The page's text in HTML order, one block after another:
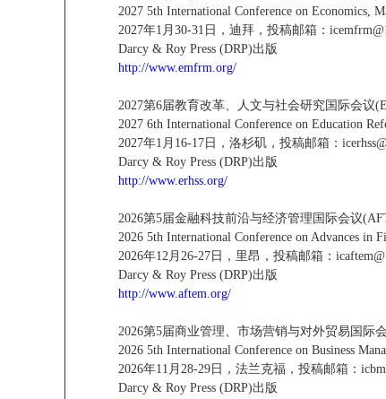
2027 5th International Conference on Economics,
2027年1月30-31日，迪拜，投稿邮箱：
Darcy & Roy Press (DRP)出版
http://www.emfrm.org/
2027第6届教育改革、人文与社会研究国际会议
2027 6th International Conference on Education
2027年1月16-17日，洛杉矶，投稿邮箱：
Darcy & Roy Press (DRP)出版
http://www.erhss.org/
2026第5届金融科技前沿与经济管理国际会议
2026 5th International Conference on Advances in
2026年12月26-27日，里昂，投稿邮箱：
Darcy & Roy Press (DRP)出版
http://www.aftem.org/
2026第5届商业管理、市场营销与对外贸易国际
2026 5th International Conference on Business
2026年11月28-29日，法兰克福，投稿邮箱：
Darcy & Roy Press (DRP)出版